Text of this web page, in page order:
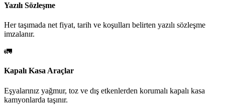
Yazılı Sözleşme
Her taşımada net fiyat, tarih ve koşulları belirten yazılı sözleşme
imzalanır.
🚛
Kapalı Kasa Araçlar
Eşyalarınız yağmur, toz ve dış etkenlerden korumalı kapalı kasa
kamyonlarda taşınır.